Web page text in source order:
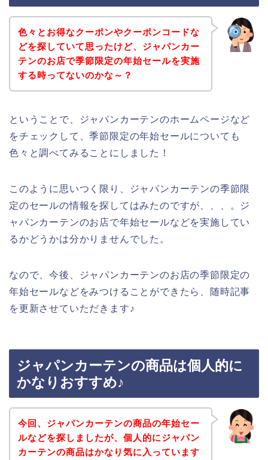
色々とお得なクーポンやクーポンコードな
どを探していて思ったけど、ジャパンカー
テンのお店で季節限定の年始セールを実施
する時ってないのかな～？
ということで、ジャパンカーテンのホームページなど
をチェックして、季節限定の年始セールについても
色々と調べてみることにしました！
このように思いつく限り、ジャパンカーテンの季節限
定のセールの情報を探してはみたのですが、、、。ジ
ャパンカーテンのお店で年始セールなどを実施してい
るかどうかは分かりませんでした。
なので、今後、ジャパンカーテンのお店の季節限定の
年始セールなどをみつけることができたら、随時記事
を更新させていただきます♪
ジャパンカーテンの商品は個人的に
かなりおすすめ♪
今回、ジャパンカーテンの商品の年始セー
ルなどを探しましたが、個人的にジャパン
カーテンの商品はかなり気に入っています